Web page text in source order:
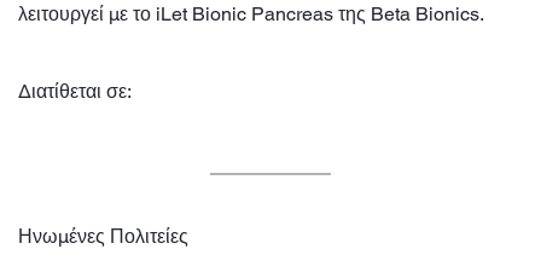
λειτουργεί με το iLet Bionic Pancreas της Beta Bionics.
Διατίθεται σε:
Ηνωμένες Πολιτείες